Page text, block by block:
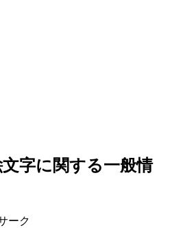
字に関する一般情
ーク